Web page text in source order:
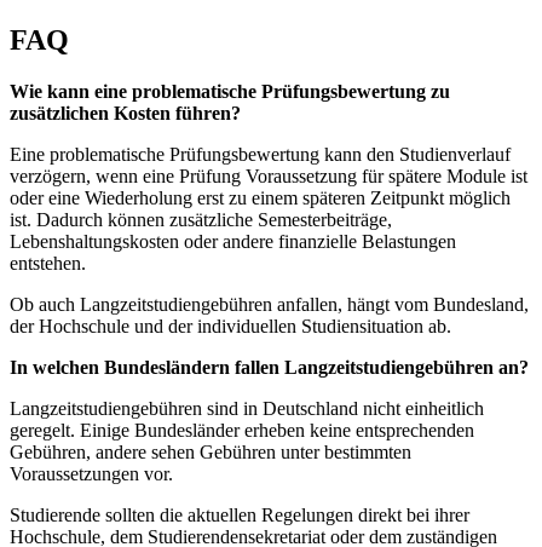
FAQ
Wie kann eine problematische Prüfungsbewertung zu
zusätzlichen Kosten führen?
Eine problematische Prüfungsbewertung kann den Studienverlauf
verzögern, wenn eine Prüfung Voraussetzung für spätere Module ist
oder eine Wiederholung erst zu einem späteren Zeitpunkt möglich
ist. Dadurch können zusätzliche Semesterbeiträge,
Lebenshaltungskosten oder andere finanzielle Belastungen
entstehen.
Ob auch Langzeitstudiengebühren anfallen, hängt vom Bundesland,
der Hochschule und der individuellen Studiensituation ab.
In welchen Bundesländern fallen Langzeitstudiengebühren an?
Langzeitstudiengebühren sind in Deutschland nicht einheitlich
geregelt. Einige Bundesländer erheben keine entsprechenden
Gebühren, andere sehen Gebühren unter bestimmten
Voraussetzungen vor.
Studierende sollten die aktuellen Regelungen direkt bei ihrer
Hochschule, dem Studierendensekretariat oder dem zuständigen